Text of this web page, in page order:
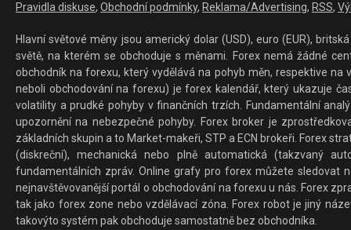
Pravidla diskuse, Obchodní podmínky, Reklama/Advertising, RSS,
Hlavní světové měny jsou americký dolar (USD), euro (EUR),
světě, na kterém se obchoduje s měnami. Forex nemá žádné
obchodník na forexu, který vydělává na pohyb měn, respektive
neboli obchodování na forexu) je forex kalendář, který ukazuje
volatility a prudké pohyby v finančních trzích. Fundamentální
upozornění na nebezpečné pohyby. Forex broker je
základních skupin a to Market-makeři, STP a ECN brokeři. Forex
(diskreční), mechanická nebo plně automatická (takzvaný
fundamentálních zpráv. Online grafy pro forex můžete sledovat
nejnavštěvovanější portál o obchodování na forexu u nás. Forex
tak jako forex zone nebo vzdělávací zóna. Forex robot je jiný
takovýto systém pak obchoduje samostatně bez obchodníka.